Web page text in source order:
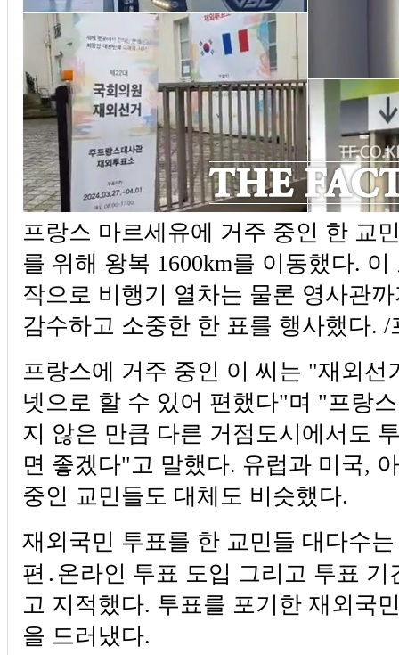
프랑스 마르세유에 거주 중인 한 교
를 위해 왕복 1600km를 이동했다.
작으로 비행기 열차는 물론 영사관
감수하고 소중한 한 표를 행사했다.
프랑스에 거주 중인 이 씨는 "재외선
넷으로 할 수 있어 편했다"며 "프랑
지 않은 만큼 다른 거점도시에서도
면 좋겠다"고 말했다.​ 유럽과 미국,
중인 교민들도 대체도 비슷했다.
재외국민 투표를 한 교민들 대다수
편․온라인 투표 도입 그리고 투표
고 지적했다. 투표를 포기한 재외국
을 드러냈다.